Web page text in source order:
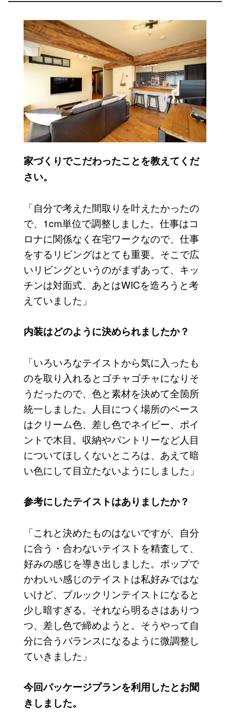
家づくりでこだわったことを教えてくだ
さい。
「自分で考えた間取りを叶えたかったの
で、1cm単位で調整しました。仕事はコ
ロナに関係なく在宅ワークなので、仕事
をするリビングはとても重要。そこで広
いリビングというのがまずあって、キッ
チンは対面式、あとはWICを造ろうと考
えていました」
内装はどのように決められましたか？
「いろいろなテイストから気に入ったも
のを取り入れるとゴチャゴチャになりそ
うだったので、色と素材を決めて全箇所
統一しました。人目につく場所のベース
はクリーム色、差し色でネイビー、ポイ
ントで木目。収納やパントリーなど人目
についてほしくないところは、あえて暗
い色にして目立たないようにしました」
参考にしたテイストはありましたか？
「これと決めたものはないですが、自分
に合う・合わないテイストを精査して、
好みの感じを導き出しました。ポップで
かわいい感じのテイストは私好みではな
いけど、ブルックリンテイストになると
少し暗すぎる。それなら明るさはありつ
つ、差し色で締めようと。そうやって自
分に合うバランスになるように微調整し
ていきました」
今回パッケージプランを利用したとお聞
きしました。